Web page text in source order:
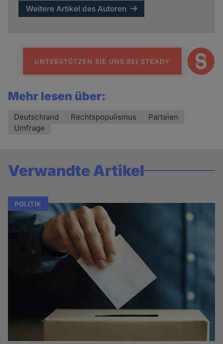
Weitere Artikel des Autoren
Mehr lesen über:
Deutschland Rechtspopulismus
Parteien
Umfrage
Verwandte Artikel
POLITIK